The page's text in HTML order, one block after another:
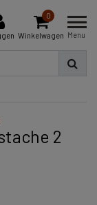
0
Winkelwagen Menu
2